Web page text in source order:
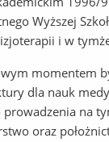
Wyższej
i w
momentem
dla nauk
prowadzenia na
oraz